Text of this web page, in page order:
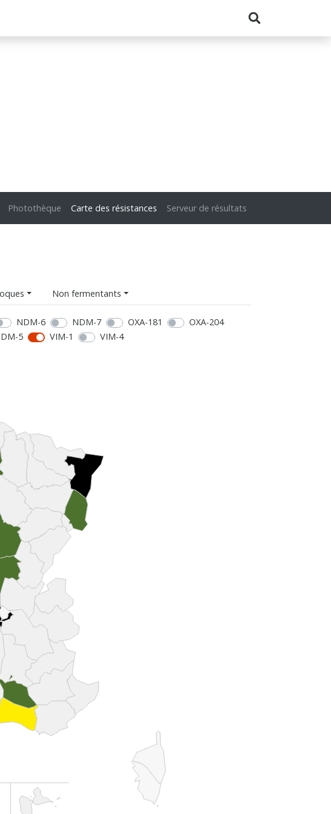
Photothèque Carte des résistances Serveur de résultats
Non fermentants
NDM-6 NDM-7 OXA-181
OXA-204
5 VIM-1 VIM-4